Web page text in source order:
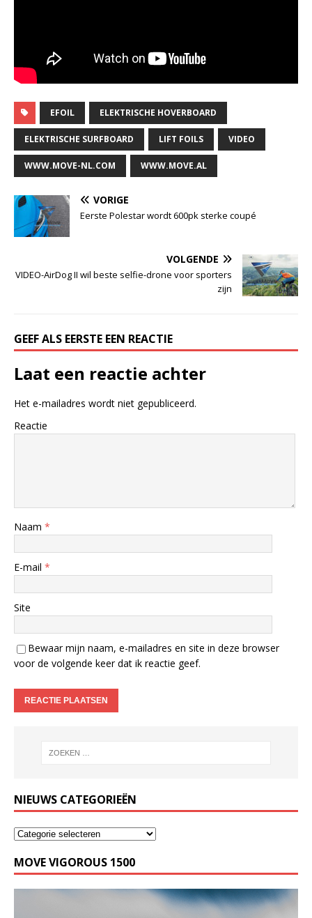
EFOIL ELEKTRISCHE HOVERBOARD
ELEKTRISCHE SURFBOARD LIFT FOILS VIDEO
WWW.MOVE-NL.COM WWW.MOVE.AL
VORIGE
Eerste Polestar wordt 600pk sterke coupé
VOLGENDE
VIDEO-AirDog II wil beste selfie-drone voor sporters
zijn
GEEF ALS EERSTE EEN REACTIE
Laat een reactie achter
Het e-mailadres wordt niet gepubliceerd.
Reactie
Naam *
E-mail *
Site
Bewaar mijn naam, e-mailadres en site in deze browser
voor de volgende keer dat ik reactie geef.
NIEUWS CATEGORIEËN
MOVE VIGOROUS 1500